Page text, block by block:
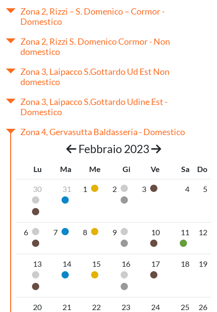
Zona 2, Rizzi – S. Domenico – Cormor -
Domestico
Zona 2, Rizzi S. Domenico Cormor - Non
domestico
Zona 3, Laipacco S.Gottardo Ud Est Non
domestico
Zona 3, Laipacco S.Gottardo Udine Est -
Domestico
Zona 4, Gervasutta Baldasseria - Domestico
Febbraio 2023
Lu Ma Me Gi Ve Sa Do
30
Pannolini-pannoloni
Organico umido
31
Carta
1 Plastica
2
Pannolini-pannoloni
Secco non riciclabile
3 Organico umido
4 5
6
Pannolini-pannoloni
Organico umido
7 Carta
8 Plastica
9
Pannolini-pannoloni
Secco non riciclabile
10
Organico umido
11
Vetro
12
13
Pannolini-pannoloni
Organico umido
14
Carta
15
Plastica
16
Pannolini-pannoloni
Secco non riciclabile
17
Organico umido
18 19
20
21
22
23
24
25
26